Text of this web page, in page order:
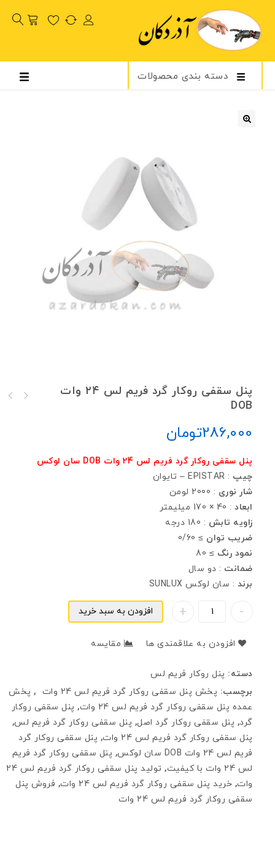
دسته بندی محصولات
پنل سقفی روکار گرد فريم لس ۲۴ وات
DOB
286,000تومان
پنل سقفی روکار گرد فريم لس 24 وات DOB سان لوکس
چيپ : EPISTAR – تايوان
شار نوری : 2000 لومن
ابعاد: 40 × 170 ميليمتر
زاويه تابش : 180 درجه
ضريب توان ≥ 0/60
نمود رنگ ≥ 80
ضمانت : دو سال
برند : سان لوکس SUNLUX
افزودن به سبد خرید
افزودن به علاقمندی ها مقایسه
دسته: پنل روکار فریم لس
برچسب: پخش پنل سقفی روکار گرد فريم لس 24 وات , پخش
عمده پنل سقفی روکار گرد فريم لس 24 وات
, پنل سقفی روکار
گرد, پنل سقفی روکار گرد اصل, پنل سقفی روکار گرد فريم لس,
پنل سقفی روکار گرد فريم لس 24 وات
, پنل سقفی روکار گرد
فريم لس 24 وات DOB سان لوکس
, پنل سقفی روکار گرد فريم
لس 24 وات با کیفیت
,
تولید پنل سقفی روکار گرد فريم لس 24
وات, خرید پنل سقفی روکار گرد فريم لس 24 وات , فروش پنل
سقفی روکار گرد فريم لس 24 وات